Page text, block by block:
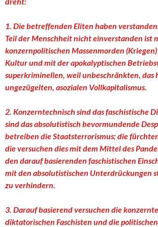
1. Die betreffenden Eliten haben
Teil der Menschheit nicht einverstanden ist
konzernpolitischen Massenmorden
Kultur und mit der apokalyptischen
superkriminellen, weil unbeschränkten, das
ungezügelten, asozialen Vollkapitalismus.
2. Konzerntechnisch sind das faschistische
sind das absolutistisch bevormundende
betreiben die Staatsterrorismus; die
die versuchen dies mit dem Mittel des
den darauf basierenden faschistischen
mit den absolutistischen Unterdrückungen
zu verhindern.
3. Darauf basierend versuchen die
diktatorischen Faschisten und die